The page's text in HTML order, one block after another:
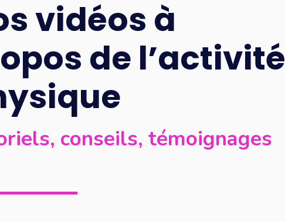
vidéos à
de l’activité
conseils, témoignages